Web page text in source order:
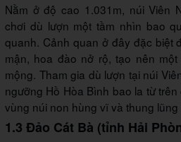
Nằm ở độ cao 1.031m, núi Viên
chơi dù lượn một tầm nhìn bao
quanh. Cảnh quan ở đây đặc biệt
mận, hoa đào nở rộ, tạo nên
mộng. Tham gia dù lượn tại núi
ngưỡng Hồ Hòa Bình bao la từ
vùng núi non hùng vĩ và thung lũng
1.3 Đảo Cát Bà (tỉnh Hải